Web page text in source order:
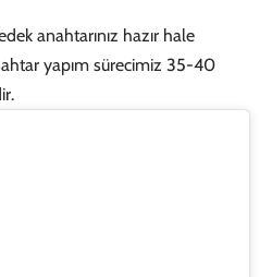
anahtarınız hazır hale
yapım sürecimiz 35-40